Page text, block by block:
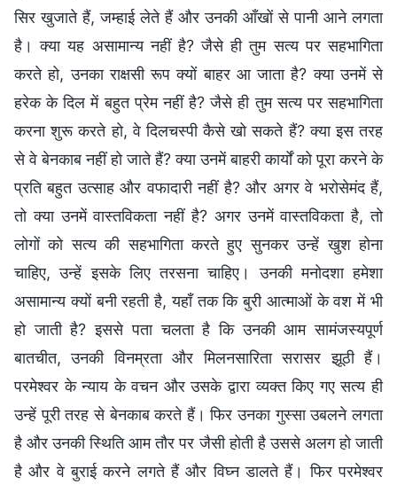
सिर खुजाते हैं, जम्हाई लेते हैं और उनकी आँखों से पानी आने लगता
है। क्या यह असामान्य नहीं है? जैसे ही तुम सत्य पर सहभागिता
करते हो, उनका राक्षसी रूप क्यों बाहर आ जाता है? क्या उनमें से
हरेक के दिल में बहुत प्रेम नहीं है? जैसे ही तुम सत्य पर सहभागिता
करना शुरू करते हो, वे दिलचस्पी कैसे खो सकते हैं? क्या इस तरह
से वे बेनकाब नहीं हो जाते हैं? क्या उनमें बाहरी कार्यों को पूरा करने के
प्रति बहुत उत्साह और वफादारी नहीं है? और अगर वे भरोसेमंद हैं,
तो क्या उनमें वास्तविकता नहीं है? अगर उनमें वास्तविकता है, तो
लोगों को सत्य की सहभागिता करते हुए सुनकर उन्हें खुश होना
चाहिए, उन्हें इसके लिए तरसना चाहिए। उनकी मनोदशा हमेशा
असामान्य क्यों बनी रहती है, यहाँ तक कि बुरी आत्माओं के वश में भी
हो जाती है? इससे पता चलता है कि उनकी आम सामंजस्यपूर्ण
बातचीत, उनकी विनम्रता और मिलनसारिता सरासर झूठी हैं।
परमेश्वर के न्याय के वचन और उसके द्वारा व्यक्त किए गए सत्य ही
उन्हें पूरी तरह से बेनकाब करते हैं। फिर उनका गुस्सा उबलने लगता
है और उनकी स्थिति आम तौर पर जैसी होती है उससे अलग हो जाती
है और वे बुराई करने लगते हैं और विघ्न डालते हैं। फिर परमेश्वर